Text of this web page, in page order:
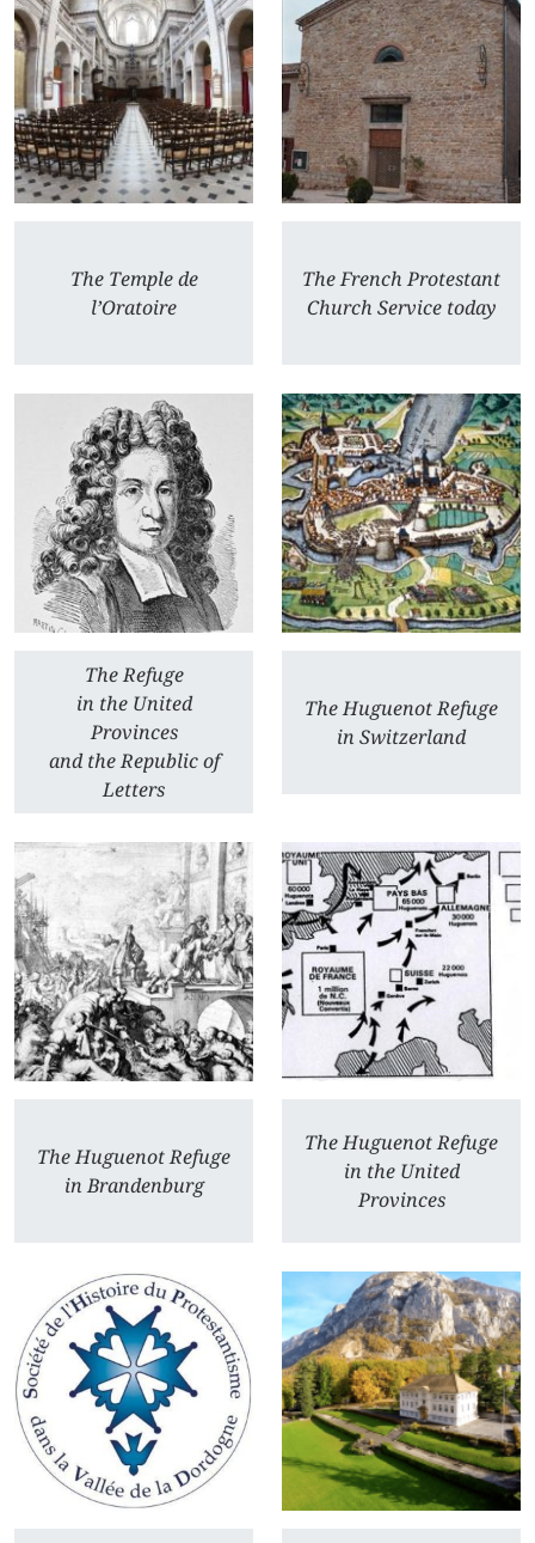
The Temple de
l’Oratoire
The French Protestant
Church Service today
The Refuge
in the United
Provinces
and the Republic of
Letters
The Huguenot Refuge
in Switzerland
The Huguenot Refuge
in Brandenburg
The Huguenot Refuge
in the United
Provinces